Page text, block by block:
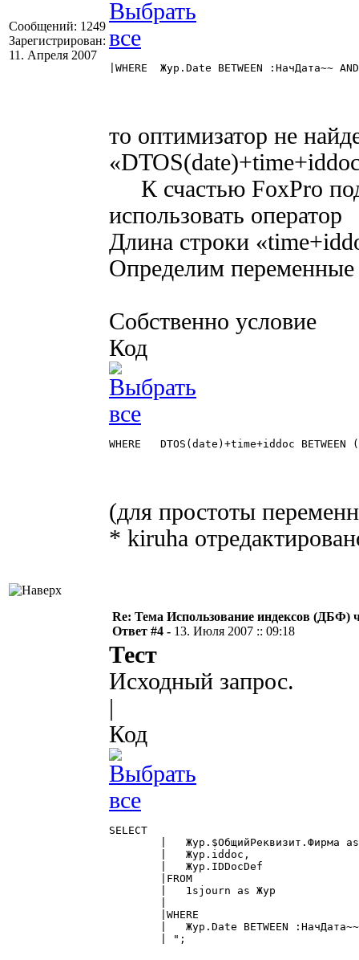
Сообщений: 1249
Зарегистрирован:
11. Апреля 2007
|WHERE	Жур.Date BETWEEN :НачДата~~ AND :КонДата~~
то оптимизатор не
К счастью FoxPro
использовать
Длина строки
Определим
Собственно условие
Код
WHERE   DTOS(date)+time+iddoc BETWEEN (DTOS(:НачДата~~)+'		   ') AND
(для простоты
* kiruha
Re: Тема Использование индексов (ДБФ)
Ответ #4 - 13. Июля 2007 :: 09:18
Тест
Исходный запрос.
|
Код
SELECT